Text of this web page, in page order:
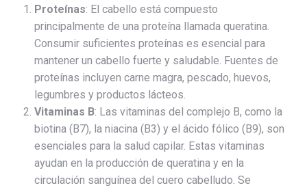
Proteínas: El cabello está compuesto
principalmente de una proteína llamada queratina.
Consumir suficientes proteínas es esencial para
mantener un cabello fuerte y saludable. Fuentes de
proteínas incluyen carne magra, pescado, huevos,
legumbres y productos lácteos.
Vitaminas B: Las vitaminas del complejo B, como la
biotina (B7), la niacina (B3) y el ácido fólico (B9), son
esenciales para la salud capilar. Estas vitaminas
ayudan en la producción de queratina y en la
circulación sanguínea del cuero cabelludo. Se